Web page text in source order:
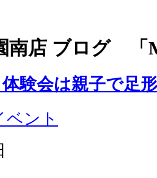
南店 ブログ 「
験会は親子で足
ベント